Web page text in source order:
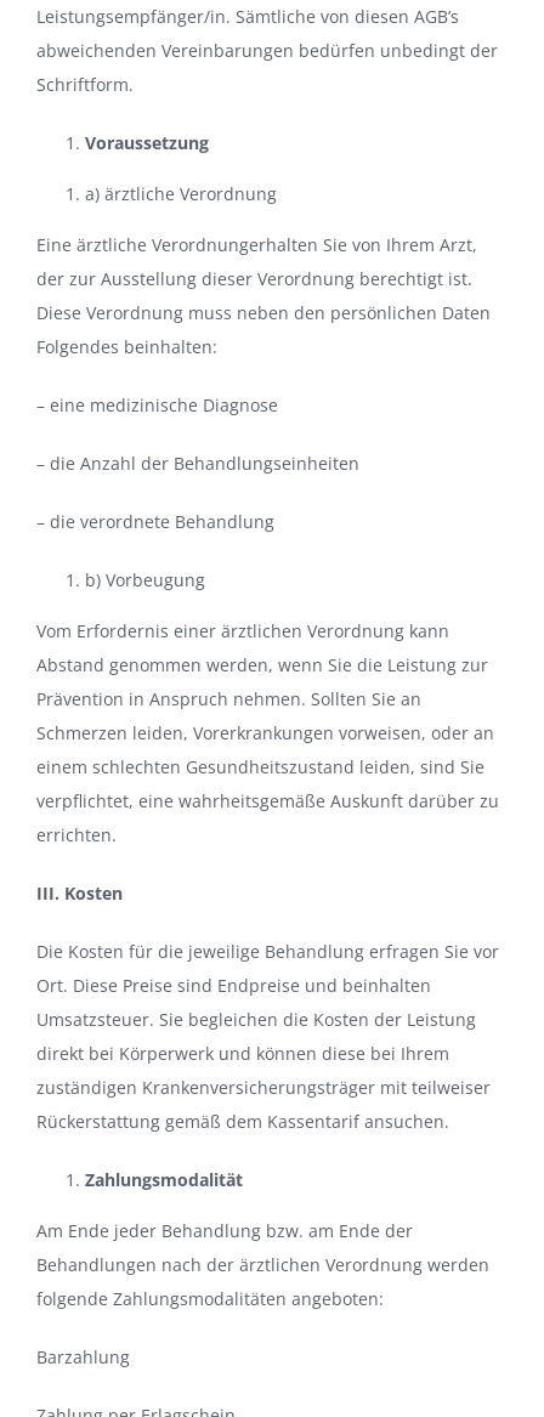
Leistungsempfänger/in. Sämtliche von diesen AGB’s
abweichenden Vereinbarungen bedürfen unbedingt der
Schriftform.
Voraussetzung
a) ärztliche Verordnung
Eine ärztliche Verordnungerhalten Sie von Ihrem Arzt,
der zur Ausstellung dieser Verordnung berechtigt ist.
Diese Verordnung muss neben den persönlichen Daten
Folgendes beinhalten:
– eine medizinische Diagnose
– die Anzahl der Behandlungseinheiten
– die verordnete Behandlung
b) Vorbeugung
Vom Erfordernis einer ärztlichen Verordnung kann
Abstand genommen werden, wenn Sie die Leistung zur
Prävention in Anspruch nehmen. Sollten Sie an
Schmerzen leiden, Vorerkrankungen vorweisen, oder an
einem schlechten Gesundheitszustand leiden, sind Sie
verpflichtet, eine wahrheitsgemäße Auskunft darüber zu
errichten.
III. Kosten
Die Kosten für die jeweilige Behandlung erfragen Sie vor
Ort. Diese Preise sind Endpreise und beinhalten
Umsatzsteuer. Sie begleichen die Kosten der Leistung
direkt bei Körperwerk und können diese bei Ihrem
zuständigen Krankenversicherungsträger mit teilweiser
Rückerstattung gemäß dem Kassentarif ansuchen.
Zahlungsmodalität
Am Ende jeder Behandlung bzw. am Ende der
Behandlungen nach der ärztlichen Verordnung werden
folgende Zahlungsmodalitäten angeboten:
Barzahlung